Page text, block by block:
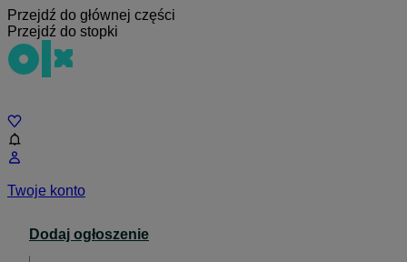
Przejdź do głównej części
Przejdź do stopki
Twoje konto
Dodaj ogłoszenie